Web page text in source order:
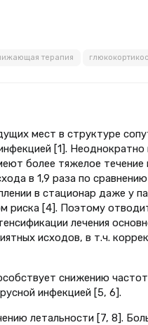
терапия
мест в структуре
[1].
более тяжелое
в 1,9 раза по
в стационар даже у
риска [4]. Поэтому
лечения
исходов, в т.ч.
снижению
инфекцией [5, 6].
летальности [7, 8].